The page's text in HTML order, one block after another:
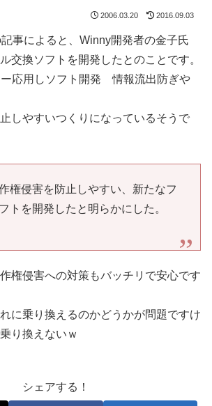
2006.03.20 2016.09.03
事によると、Winny開発者の金子氏
交換ソフトを開発したとのことです。
応用しソフト開発 情報流出防ぎや
しやすいつくりになっているそうで
権侵害を防止しやすい、新たなフ
トを開発したと明らかにした。
権侵害への対策もバッチリで安心です
に乗り換えるのかどうかが問題ですけ
り換えないｗ
シェアする！